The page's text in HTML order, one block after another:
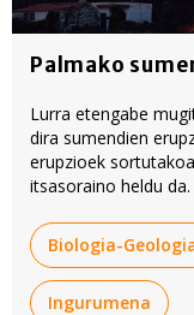
Palmako
Lurra etengabe
dira sumendien
erupzioek
itsasoraino heldu
zuzen gerora lur
Biologia-
Ingurumena